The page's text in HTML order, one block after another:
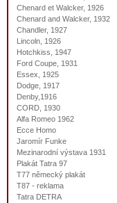
Chenard et Walcker, 1926
Chenard and Walcker, 1932
Chandler, 1927
Lincoln, 1926
Hotchkiss, 1947
Ford Coupe, 1931
Essex, 1925
Dodge, 1917
Denby,1916
CORD, 1930
Alfa Romeo 1962
Ecce Homo
Jaromír Funke
Mezinarodní výstava 1931
Plakát Tatra 97
T77 německý plakát
T87 - reklama
Tatra DETRA